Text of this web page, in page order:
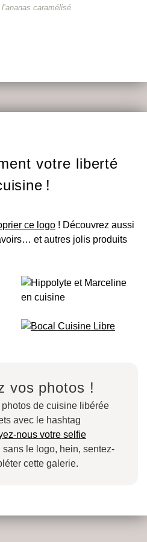
caramélisé
votre liberté
!
ce logo ! Découvrez aussi
et autres jolis produits
vos photos !
photos de cuisine libérée
avec le hashtag
nous votre selfie
le logo, hein, sentez-
cette galerie.